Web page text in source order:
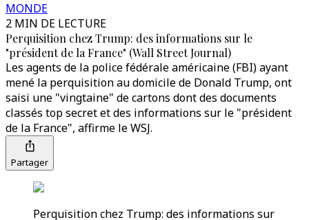
MONDE
2 MIN DE LECTURE
Perquisition chez Trump: des informations sur le
"président de la France" (Wall Street Journal)
Les agents de la police fédérale américaine (FBI) ayant
mené la perquisition au domicile de Donald Trump, ont
saisi une "vingtaine" de cartons dont des documents
classés top secret et des informations sur le "président
de la France", affirme le WSJ.
Partager
Perquisition chez Trump: des informations sur